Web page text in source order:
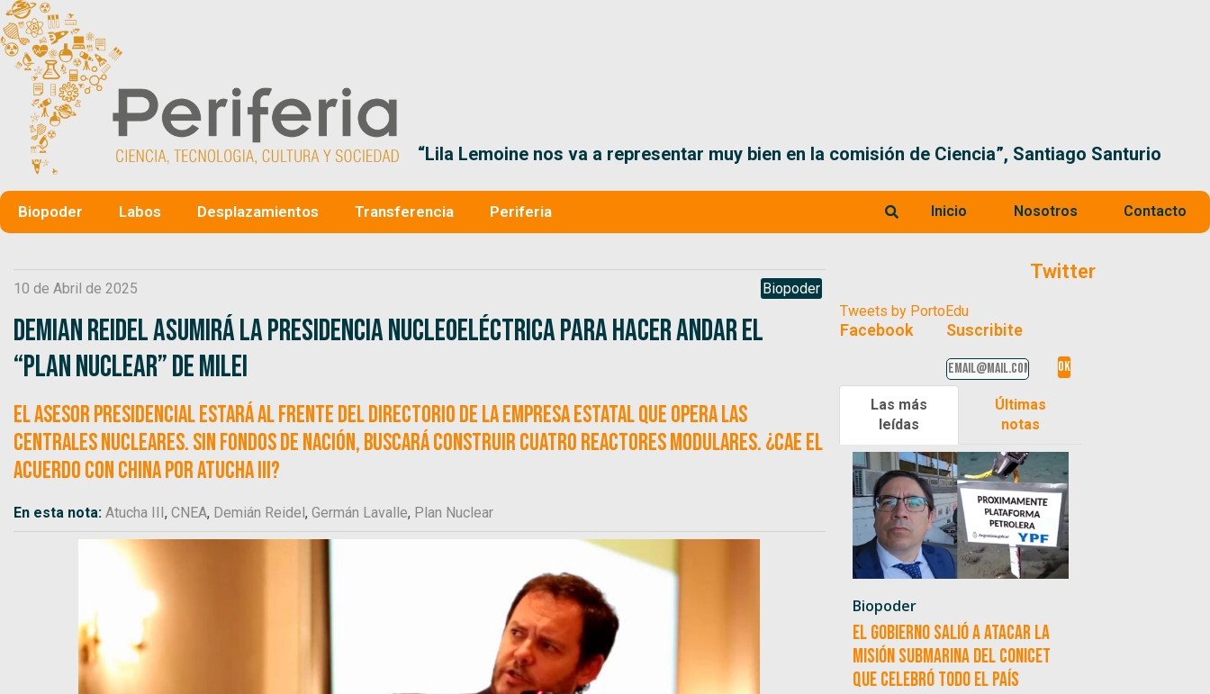
“Lila Lemoine nos va a representar muy bien en la comisión de Ciencia”, Santiago Santurio
Biopoder Labos Desplazamientos Transferencia Periferia Inicio Nosotros Contacto
10 de Abril de 2025 Biopoder
Demian Reidel asumirá la presidencia Nucleoeléctrica para hacer andar el
“Plan Nuclear” de Milei
El asesor presidencial estará al frente del directorio de la empresa estatal que opera las
centrales nucleares. Sin fondos de Nación, buscará construir cuatro reactores modulares. ¿Cae el
acuerdo con China por Atucha III?
En esta nota: Atucha III, CNEA, Demián Reidel, Germán Lavalle, Plan Nuclear
Twitter
Tweets by PortoEdu
Facebook Suscribite
Las más
leídas
Últimas
notas
Biopoder
El Gobierno salió a atacar la
misión submarina del CONICET
que celebró todo el país